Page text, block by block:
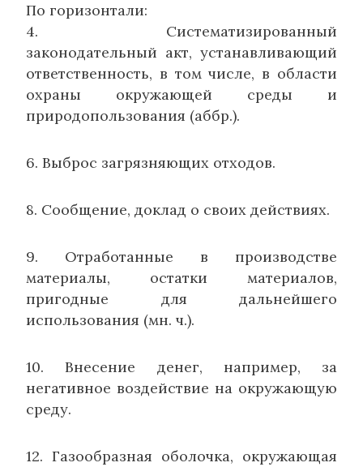
По горизонтали:
4. Систематизированный
законодательный акт, устанавливающий
ответственность, в том числе, в области
охраны окружающей среды и
природопользования (аббр.).
6. Выброс загрязняющих отходов.
8. Сообщение, доклад о своих действиях.
9. Отработанные в производстве
материалы, остатки материалов,
пригодные для дальнейшего
использования (мн. ч.).
10. Внесение денег, например, за
негативное воздействие на окружающую
среду.
12. Газообразная оболочка, окружающая